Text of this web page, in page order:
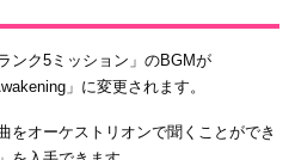
ンク5ミッション」のBGMが
」に変更されます。
をオーケストリオンで聞くことができ